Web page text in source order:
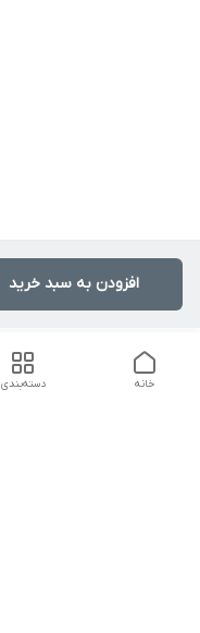
افزودن به سبد خرید
دسته‌بندی خانه